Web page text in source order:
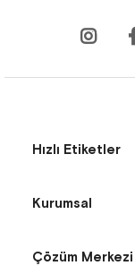
Hızlı Etiketler
Kurumsal
Çözüm Merkezi